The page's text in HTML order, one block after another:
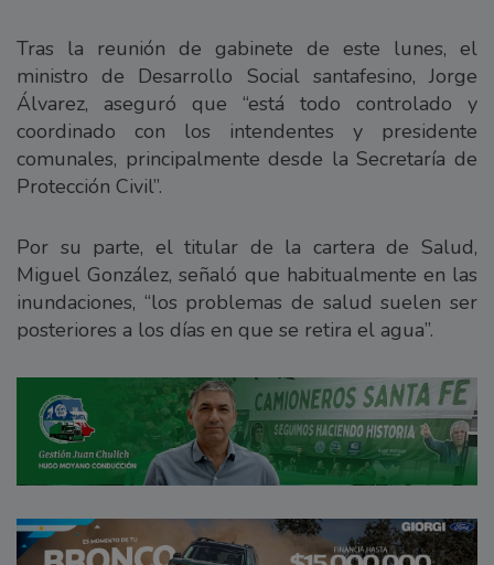
Tras la reunión de gabinete de este lunes, el
ministro de Desarrollo Social santafesino, Jorge
Álvarez, aseguró que “está todo controlado y
coordinado con los intendentes y presidente
comunales, principalmente desde la Secretaría de
Protección Civil”.
Por su parte, el titular de la cartera de Salud,
Miguel González, señaló que habitualmente en las
inundaciones, “los problemas de salud suelen ser
posteriores a los días en que se retira el agua”.